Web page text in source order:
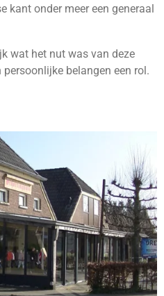
kant onder meer een generaal
wat het nut was van deze
belangen een rol.